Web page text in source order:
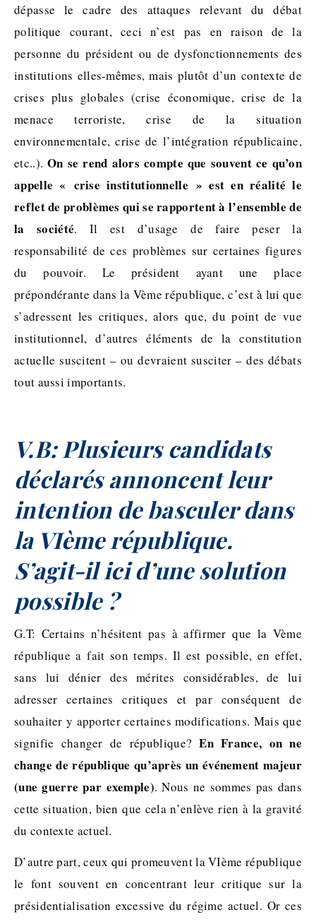
dépasse le cadre des attaques relevant du débat
politique courant, ceci n’est pas en raison de la
personne du président ou de dysfonctionnements des
institutions elles-mêmes, mais plutôt d’un contexte de
crises plus globales (crise économique, crise de la
menace terroriste, crise de la situation
environnementale, crise de l’intégration républicaine,
etc..).On se rend alors compte que souvent ce qu’on
appelle « crise institutionnelle » est en réalité le
reflet de problèmes qui se rapportent à l’ensemble de
la société. Il est d’usage de faire peser la
responsabilité de ces problèmes sur certaines figures
du pouvoir. Le président ayant une place
prépondérante dans la Vème république, c’est à lui que
s’adressent les critiques, alors que, du point de vue
institutionnel, d’autres éléments de la constitution
actuelle suscitent – ou devraient susciter – des débats
tout aussi importants.
V.B: Plusieurs candidats
déclarés annoncent leur
intention de basculer dans
la VIème république.
S’agit-il ici d’une solution
possible ?
G.T: Certains n’hésitent pas à affirmer que la Vème
république a fait son temps. Il est possible, en effet,
sans lui dénier des mérites considérables, de lui
adresser certaines critiques et par conséquent de
souhaiter y apporter certaines modifications. Mais que
signifie changer de république?En France, on ne
change de république qu’après un événement majeur
(une guerre par exemple). Nous ne sommes pas dans
cette situation, bien que cela n’enlève rien à la gravité
du contexte actuel.
D’autre part, ceux qui promeuvent la VIème république
le font souvent en concentrant leur critique sur la
présidentialisation excessive du régime actuel. Or ces